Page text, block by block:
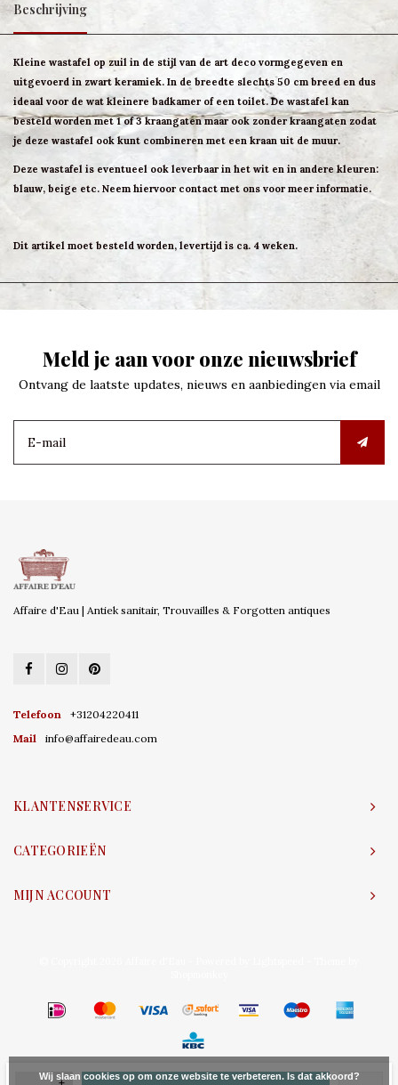
Beschrijving
Kleine wastafel op zuil in de stijl van de art deco vormgegeven en
uitgevoerd in zwart keramiek. In de breedte slechts 50 cm breed en dus
ideaal voor de wat kleinere badkamer of een toilet. De wastafel kan
besteld worden met 1 of 3 kraangaten maar ook zonder kraangaten zodat
je deze wastafel ook kunt combineren met een kraan uit de muur.
Deze wastafel is eventueel ook leverbaar in het wit en in andere kleuren:
blauw, beige etc. Neem hiervoor contact met ons voor meer informatie.
Dit artikel moet besteld worden, levertijd is ca. 4 weken.
Meld je aan voor onze nieuwsbrief
Ontvang de laatste updates, nieuws en aanbiedingen via email
Affaire d'Eau | Antiek sanitair, Trouvailles & Forgotten antiques
Telefoon
+31204220411
Mail
info@affairedeau.com
KLANTENSERVICE
CATEGORIEËN
MIJN ACCOUNT
Wij slaan cookies op om onze website te verbeteren. Is dat akkoord?